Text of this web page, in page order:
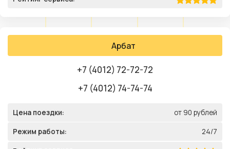
Арбат
+7 (4012) 72-72-72
+7 (4012) 74-74-74
Цена поездки: от 90 рублей
Режим работы: 24/7